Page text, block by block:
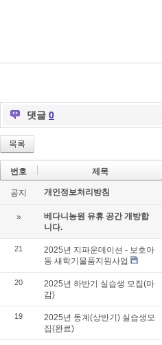
댓글 0
목록
번호 제목
공지 개인정보처리방침
»
베다니농원 유휴 공간 개방합
니다.
21
2025년 지파운데이션 - 보호아
동 새학기물품지원사업
20
2025년 하반기 실습생 모집(마
감)
19
2025년 동계(상반기) 실습생모
집(완료)